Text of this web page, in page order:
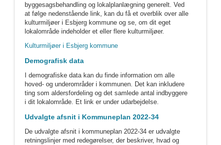
byggesagsbehandling og lokalplanlægning generelt. Ved
at følge nedenstående link, kan du få et overblik over alle
kulturmiljøer i Esbjerg kommune og se, om dit eget
lokalområde indeholder et eller flere kulturmiljøer.
Kulturmiljøer i Esbjerg kommune
Demografisk data
I demografiske data kan du finde information om alle
hoved- og underområder i kommunen. Det kan inkludere
ting som aldersfordeling og det samlede antal indbyggere
i dit lokalområde. Et link er under udarbejdelse.
Udvalgte afsnit i Kommuneplan 2022-34
De udvalgte afsnit i kommuneplan 2022-34 er udvalgte
retningslinjer med redegørelser, der beskriver, hvad og